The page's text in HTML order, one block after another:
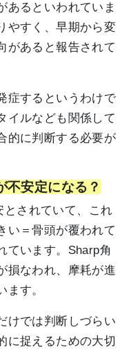
あるといわれていま
やすく、早期から変
があると報告されて
症するというわけで
イルなども関係して
的に判断する必要が
安定になる？
とされていて、これ
い＝骨頭が覆われて
ています。Sharp角
損なわれ、摩耗が進
す。
けでは判断しづらい
に捉えるための大切